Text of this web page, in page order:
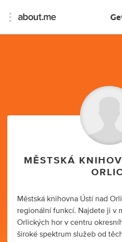
MĚSTSKÁ
ORLICÍ
Městská knihovna Ústí nad
regionální funkcí. Najdete ji v
Orlických hor v centru
široké spektrum služeb od